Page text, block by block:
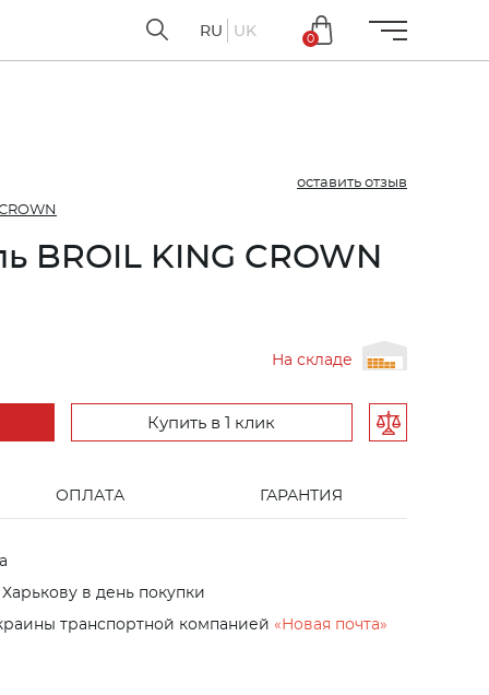
RU UK
0
оставить отзыв
BROIL KING CROWN
На складе
Купить в 1 клик
ОПЛАТА ГАРАНТИЯ
в день покупки
транспортной компанией «Новая почта»